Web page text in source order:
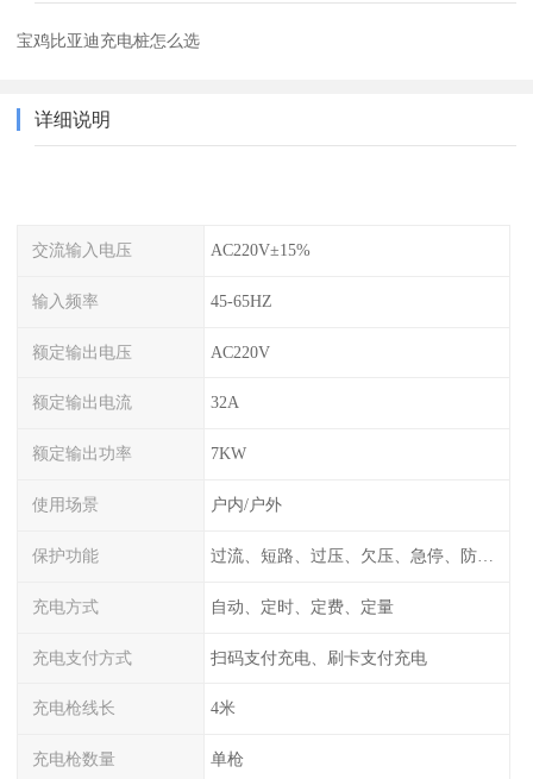
宝鸡比亚迪充电桩怎么选
详细说明
交流输入电压 AC220V±15%
输入频率 45-65HZ
额定输出电压 AC220V
额定输出电流 32A
额定输出功率 7KW
使用场景 户内/户外
保护功能 过流、短路、过压、欠压、急停、防雷、漏电保护
充电方式 自动、定时、定费、定量
充电支付方式 扫码支付充电、刷卡支付充电
充电枪线长 4米
充电枪数量 单枪